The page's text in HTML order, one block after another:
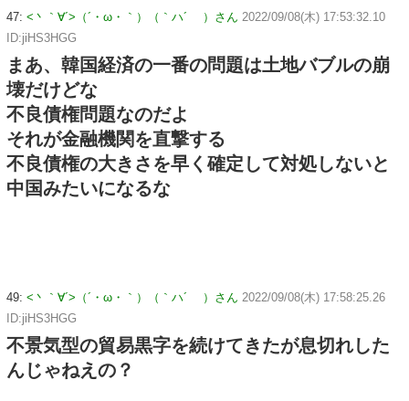
47: <丶｀∀´>（´・ω・｀）（｀ハ´ ）さん 2022/09/08(木) 17:53:32.10
ID:jiHS3HGG
まあ、韓国経済の一番の問題は土地バブルの崩
壊だけどな
不良債権問題なのだよ
それが金融機関を直撃する
不良債権の大きさを早く確定して対処しないと
中国みたいになるな
49: <丶｀∀´>（´・ω・｀）（｀ハ´ ）さん 2022/09/08(木) 17:58:25.26
ID:jiHS3HGG
不景気型の貿易黒字を続けてきたが息切れした
んじゃねえの？